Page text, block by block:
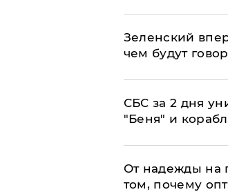
Зеленский
чем будут
СБС за 2 дня
"Беня" и
От надежды на
том, почему